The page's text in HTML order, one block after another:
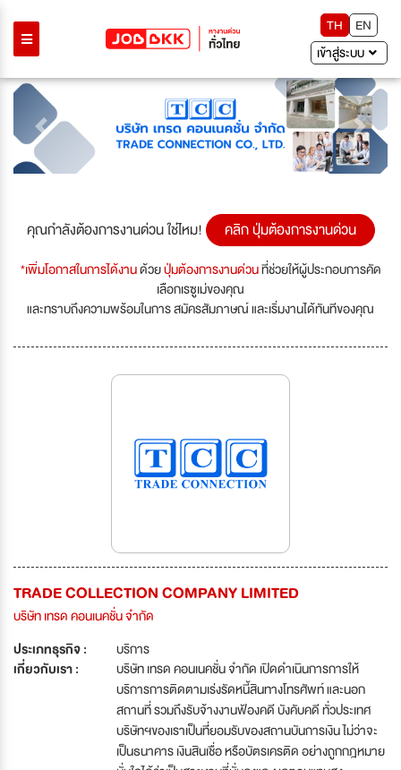
TH
EN
เข้าสู่ระบบ
Previous Next
คุณกำลังต้องการงานด่วน ใช่ไหม! คลิก ปุ่มต้องการงานด่วน
*เพิ่มโอกาสในการได้งานด้วยปุ่มต้องการงานด่วนที่ช่วยให้ผู้ประกอบการคัด
เลือกเรซูเม่ของคุณ
และทราบถึงความพร้อมในการ สมัครสัมภาษณ์ และเริ่มงานได้ทันทีของคุณ
TRADE COLLECTION COMPANY LIMITED
บริษัท เทรด คอนเนคชั่น จำกัด
ประเภทธุรกิจ :
บริการ
เกี่ยวกับเรา :
บริษัท เทรด คอนเนคชั่น จำกัด เปิดดำเนินการการให้
บริการการติดตามเร่งรัดหนี้สินทางโทรศัพท์ และนอก
สถานที่ รวมถึงรับจ้างงานฟ้องคดี บังคับคดี ทั่วประเทศ
บริษัทฯของเราเป็นที่่ยอมรับของสถานบันการเงิน ไม่ว่าจะ
เป็นธนาคาร เงินสินเชื่อ หรือบัตรเครติด อย่างถูกกฎหมาย